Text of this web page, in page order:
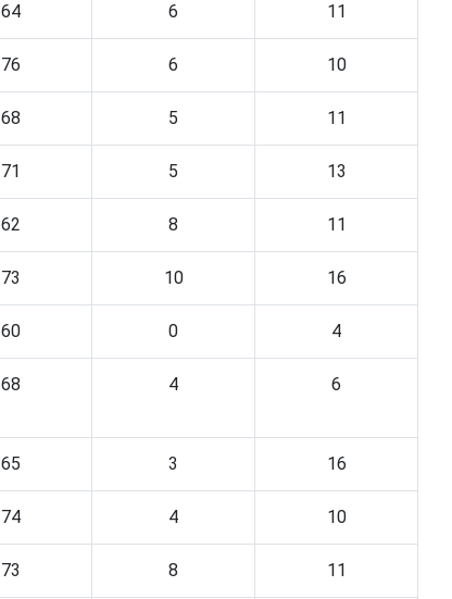
64 6 11
76 6 10
68 5 11
71 5 13
62 8 11
73 10 16
60 0 4
68 4 6
65 3 16
74 4 10
73 8 11